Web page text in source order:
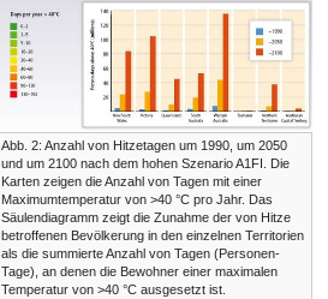
Abb. 2: Anzahl von Hitzetagen um 1990, um 2050
und um 2100 nach dem hohen Szenario A1FI. Die
Karten zeigen die Anzahl von Tagen mit einer
Maximumtemperatur von >40 °C pro Jahr. Das
Säulendiagramm zeigt die Zunahme der von Hitze
betroffenen Bevölkerung in den einzelnen Territorien
als die summierte Anzahl von Tagen (Personen-
Tage), an denen die Bewohner einer maximalen
Temperatur von >40 °C ausgesetzt ist.